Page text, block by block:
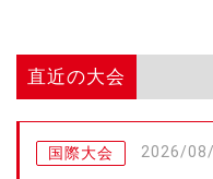
直近の大会
国際大会 2026/